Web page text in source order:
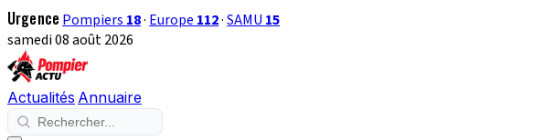
Urgence Pompiers 18· Europe 112·SAMU 15
samedi 08 août 2026
Actualités Annuaire